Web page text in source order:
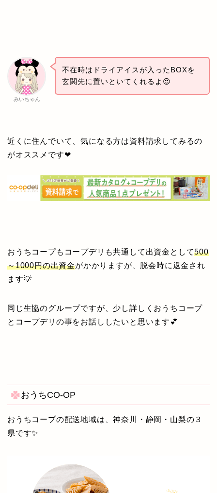
みいちゃん
不在時はドライアイスが入ったBOXを
玄関先に置いといてくれるよ😍
近くに住んでいて、気になる方は資料請求してみるの
がオススメです❤
おうちコープもコープデリも共通して出資金として500
～1000円の出資金がかかりますが、脱会時に返金され
ます💡
同じ生協のグループですが、少し詳しくおうちコープ
とコープデリの事をお話ししたいと思います💕
おうちCO-OP
おうちコープの配送地域は、神奈川・静岡・山梨の３
県です✨